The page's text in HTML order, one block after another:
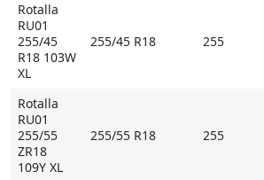
Rotalla
RU01
255/45
R18 103W
XL
255/45 R18 255
Rotalla
RU01
255/55
ZR18
109Y XL
255/55 R18 255